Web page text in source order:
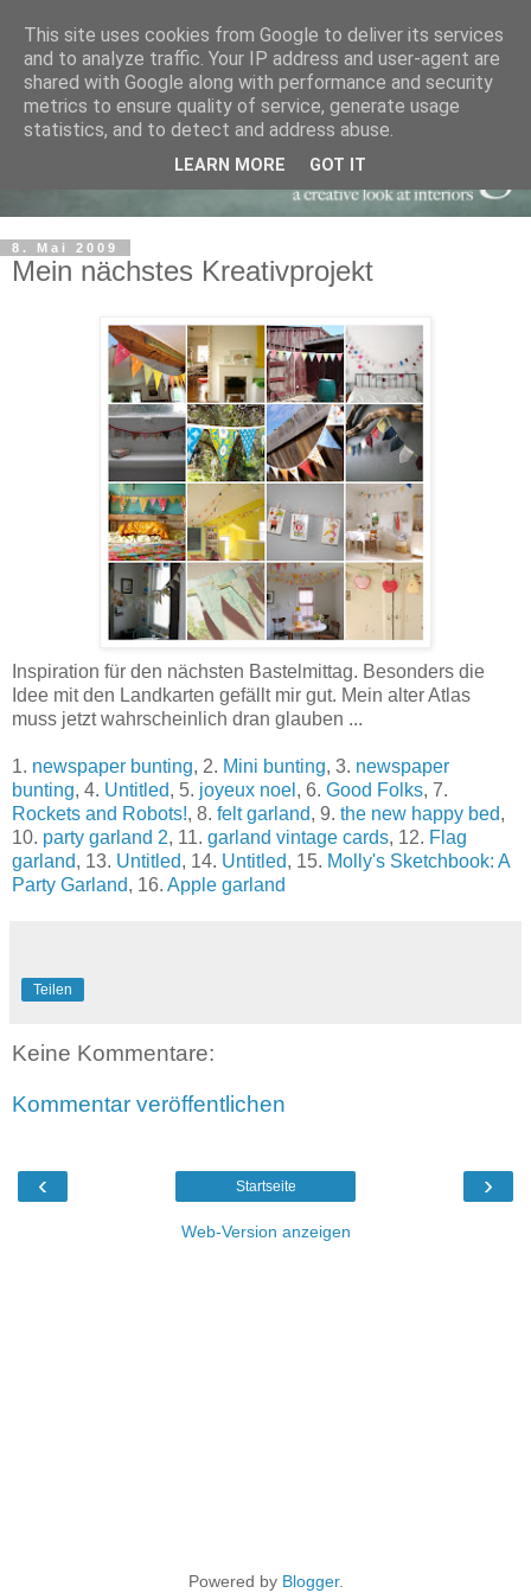
8. Mai 2009
Mein nächstes Kreativprojekt
Inspiration für den nächsten Bastelmittag. Besonders die
Idee mit den Landkarten gefällt mir gut. Mein alter Atlas
muss jetzt wahrscheinlich dran glauben ...
1. newspaper bunting, 2. Mini bunting, 3. newspaper
bunting, 4. Untitled, 5. joyeux noel , 6. Good Folks, 7.
Rockets and Robots!, 8. felt garland, 9. the new happy bed,
10. party garland 2, 11. garland vintage cards, 12. Flag
garland, 13. Untitled, 14. Untitled, 15. Molly's Sketchbook: A
Party Garland, 16. Apple garland
Teilen
Keine Kommentare:
Kommentar veröffentlichen
‹ ›
Startseite
Web-Version anzeigen
Powered by Blogger.
This site uses cookies from Google to deliver its services
and to analyze traffic. Your IP address and user-agent are
shared with Google along with performance and security
metrics to ensure quality of service, generate usage
statistics, and to detect and address abuse.
LEARN MORE GOT IT